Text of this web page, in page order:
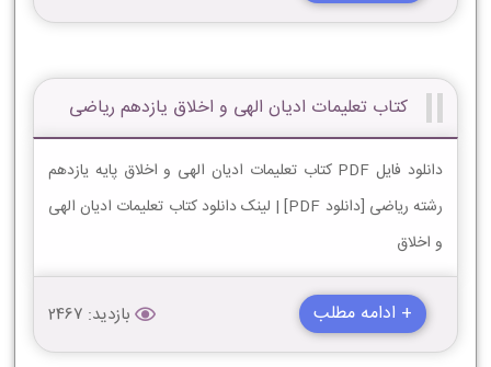
کتاب تعلیمات ادیان الهی و اخلاق یازدهم ریاضی
دانلود فایل PDF کتاب تعلیمات ادیان الهی و اخلاق پایه یازدهم
رشته ریاضی [دانلود PDF] | لینک دانلود کتاب تعلیمات ادیان الهی
و اخلاق
+ ادامه مطلب بازدید: 2467